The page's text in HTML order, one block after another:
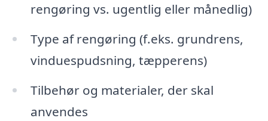
rengøring vs. ugentlig eller månedlig)
Type af rengøring (f.eks. grundrens,
vinduespudsning, tæpperens)
Tilbehør og materialer, der skal
anvendes